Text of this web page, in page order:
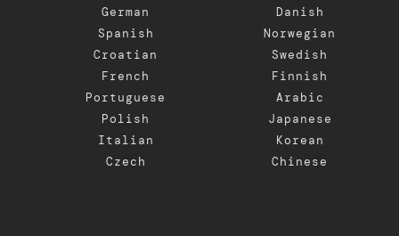
German
Spanish
Croatian
French
Portuguese
Polish
Italian
Czech
Danish
Norwegian
Swedish
Finnish
Arabic
Japanese
Korean
Chinese